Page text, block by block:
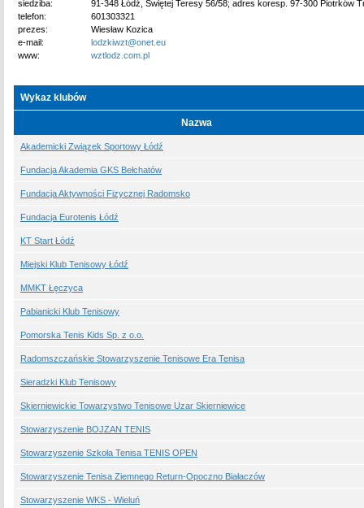
siedziba:
91-348 Łódź, Świętej Teresy 56/58; adres koresp. 97-300 Piotrków
telefon:
601303321
prezes:
Wiesław Kozica
e-mail:
lodzkiwzt@onet.eu
www:
wztlodz.com.pl
Wykaz klubów
Nazwa
Akademicki Związek Sportowy Łódź
Fundacja Akademia GKS Bełchatów
Fundacja Aktywności Fizycznej Radomsko
Fundacja Eurotenis Łódź
KT Start Łódź
Miejski Klub Tenisowy Łódź
MMKT Łęczyca
Pabianicki Klub Tenisowy
Pomorska Tenis Kids Sp. z o.o.
Radomszczańskie Stowarzyszenie Tenisowe Era Tenisa
Sieradzki Klub Tenisowy
Skierniewickie Towarzystwo Tenisowe Uzar Skierniewice
Stowarzyszenie BOJZAN TENIS
Stowarzyszenie Szkoła Tenisa TENIS OPEN
Stowarzyszenie Tenisa Ziemnego Return-Opoczno Białaczów
Stowarzyszenie WKS - Wieluń